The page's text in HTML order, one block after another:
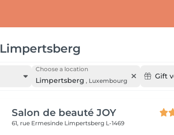
Limpertsberg
Choose a location
Limpertsberg , Luxembourg
Gift
Salon de beauté JOY
61, rue Ermesinde Limpertsberg L-1469